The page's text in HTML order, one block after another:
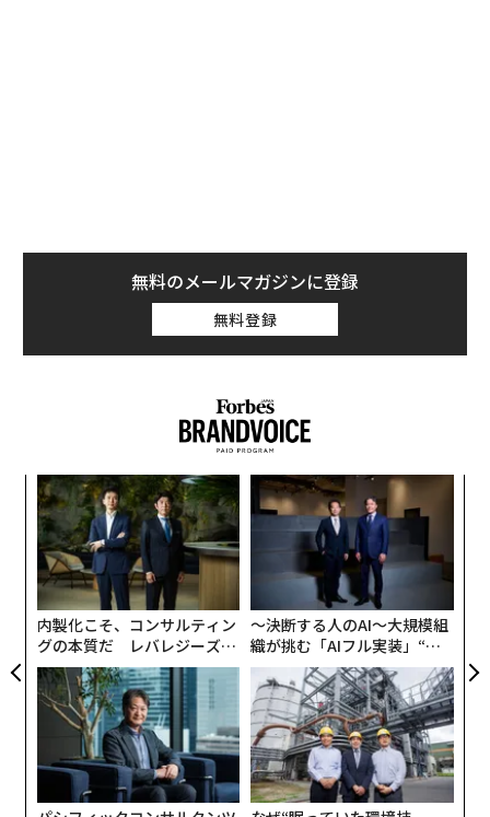
無料のメールマガジンに登録
無料登録
内製化こそ、コンサルティン
グの本質だ レバレジーズが
実践する、次世代ファームの
全貌
〜決断する人のAI〜大規模組
織が挑む「AIフル実装」“使
う”企業から“動く”企業へ【N
TTドコモビジネス×PwC】